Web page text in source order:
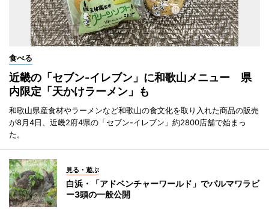
食べる
近畿の「セブン-イレブン」に和歌山メニュー 県
内限定「天かけラーメン」も
和歌山県産食材やラーメンなど和歌山の食文化を取り入れた商品の販売
が8月4日、近畿2府4県の「セブン-イレブン」約2800店舗で始まっ
た。
見る・遊ぶ
白浜・「アドベンチャーワールド」でパルマワラビ
ー3頭の一般公開